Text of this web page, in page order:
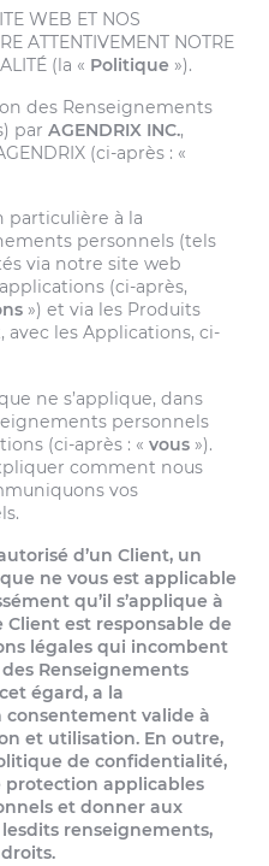
WEB ET NOS
ATTENTIVEMENT NOTRE
(la « Politique »).
des Renseignements
par AGENDRIX INC.,
(ci-après : «
particulière à la
personnels (tels
via notre site web
(ci-après,
») et via les Produits
les Applications, ci-
ne s’applique, dans
personnels
(ci-après : « vous»).
comment nous
vos
d’un Client, un
ne vous est applicable
qu’il s’applique à
est responsable de
légales qui incombent
Renseignements
égard, a la
consentement valide à
et utilisation. En outre,
de confidentialité,
protection applicables
et donner aux
renseignements,